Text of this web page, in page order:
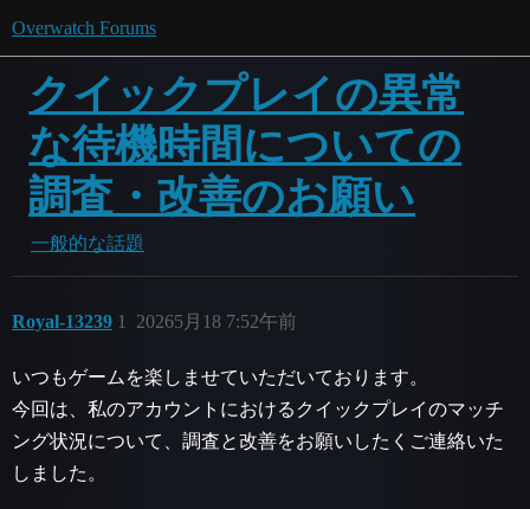
Overwatch Forums
クイックプレイの異常
な待機時間についての
調査・改善のお願い
一般的な話題
Royal-13239 20265月18 7:52午前
1
いつもゲームを楽しませていただいております。
今回は、私のアカウントにおけるクイックプレイのマッチ
ング状況について、調査と改善をお願いしたくご連絡いた
しました。